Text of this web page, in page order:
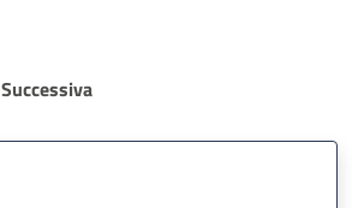
Pagina
Successiva